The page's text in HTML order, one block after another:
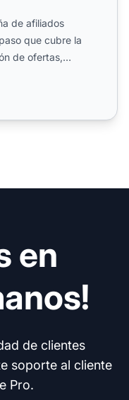
de afiliados
que cubre la
de ofertas,
en
de clientes
soporte al cliente
Pro.